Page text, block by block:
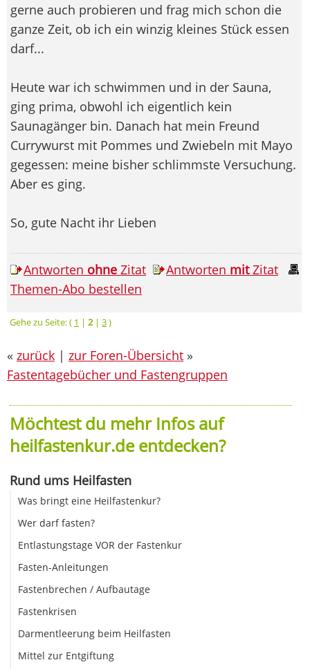
gerne auch probieren und frag mich schon die
ganze Zeit, ob ich ein winzig kleines Stück essen
darf...
Heute war ich schwimmen und in der Sauna,
ging prima, obwohl ich eigentlich kein
Saunagänger bin. Danach hat mein Freund
Currywurst mit Pommes und Zwiebeln mit Mayo
gegessen: meine bisher schlimmste Versuchung.
Aber es ging.
So, gute Nacht ihr Lieben
Antworten ohne Zitat Antworten mitZitat
Themen-Abo bestellen
Gehe zu Seite: ( 1 | 2| 3)
« zurück | zur Foren-Übersicht »
Fastentagebücher und Fastengruppen
Möchtest du mehr Infos auf
heilfastenkur.de entdecken?
Rund ums Heilfasten
Was bringt eine Heilfastenkur?
Wer darf fasten?
Entlastungstage VOR der Fastenkur
Fasten-Anleitungen
Fastenbrechen / Aufbautage
Fastenkrisen
Darmentleerung beim Heilfasten
Mittel zur Entgiftung